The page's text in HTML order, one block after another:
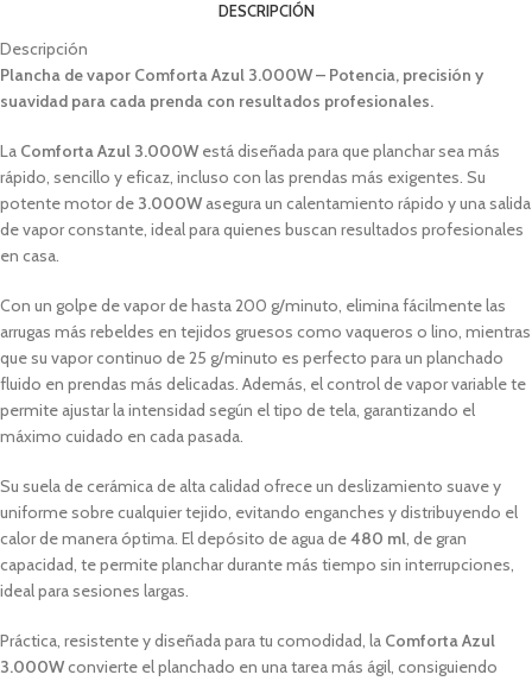
DESCRIPCIÓN
Descripción
Plancha de vapor Comforta Azul 3.000W – Potencia, precisión y
suavidad para cada prenda con resultados profesionales.
La Comforta Azul 3.000Westá diseñada para que planchar sea más
rápido, sencillo y eficaz, incluso con las prendas más exigentes. Su
potente motor de 3.000Wasegura un calentamiento rápido y una salida
de vapor constante, ideal para quienes buscan resultados profesionales
en casa.
Con un golpe de vapor de hasta 200 g/minuto, elimina fácilmente las
arrugas más rebeldes en tejidos gruesos como vaqueros o lino, mientras
que su vapor continuo de 25 g/minuto es perfecto para un planchado
fluido en prendas más delicadas. Además, el control de vapor variable te
permite ajustar la intensidad según el tipo de tela, garantizando el
máximo cuidado en cada pasada.
Su suela de cerámica de alta calidad ofrece un deslizamiento suave y
uniforme sobre cualquier tejido, evitando enganches y distribuyendo el
calor de manera óptima. El depósito de agua de480 ml, de gran
capacidad, te permite planchar durante más tiempo sin interrupciones,
ideal para sesiones largas.
Práctica, resistente y diseñada para tu comodidad, la Comforta Azul
3.000Wconvierte el planchado en una tarea más ágil, consiguiendo